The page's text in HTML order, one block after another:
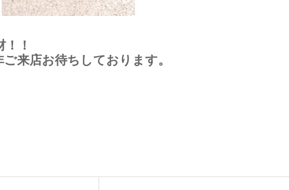
！
来店お待ちしております。